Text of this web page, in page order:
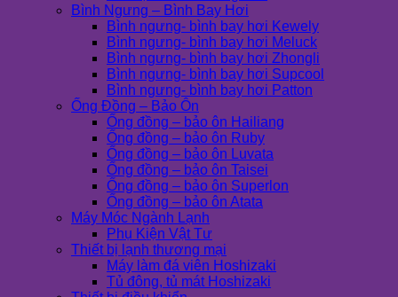
Bình Ngưng – Bình Bay Hơi
Bình ngưng- bình bay hơi Kewely
Bình ngưng- bình bay hơi Meluck
Bình ngưng- bình bay hơi Zhongli
Bình ngưng- bình bay hơi Supcool
Bình ngưng- bình bay hơi Patton
Ống Đồng – Bảo Ôn
Ống đồng – bảo ôn Hailiang
Ống đồng – bảo ôn Ruby
Ống đồng – bảo ôn Luvata
Ống đồng – bảo ôn Taisei
Ống đồng – bảo ôn Superlon
Ống đồng – bảo ôn Atata
Máy Móc Ngành Lạnh
Phụ Kiện Vật Tư
Thiết bị lạnh thương mại
Máy làm đá viên Hoshizaki
Tủ đông, tủ mát Hoshizaki